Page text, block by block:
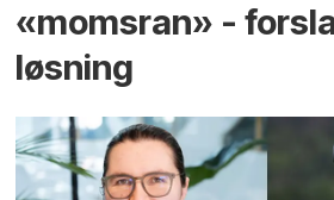
«momsran» -
løsning